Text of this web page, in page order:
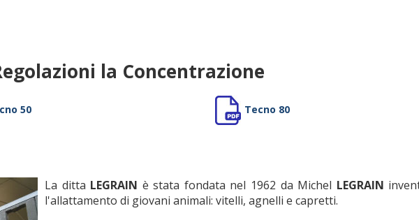
la Concentrazione
50 Tecno 80
La ditta LEGRAIN è stata fondata nel 1962 da Michel LEGRAIN
l'allattamento di giovani animali: vitelli, agnelli e capretti.